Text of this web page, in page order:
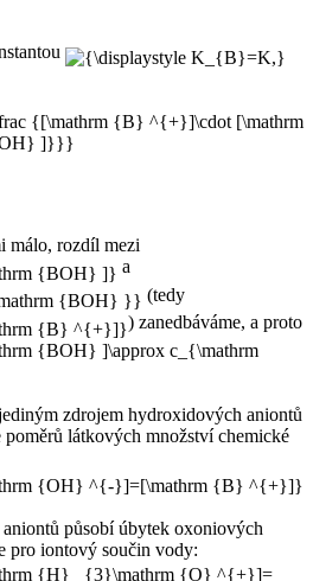
málo, rozdíl mezi
a
(tedy
) zanedbáváme, a proto
zdrojem hydroxidových aniontů
poměrů látkových množství chemické
působí úbytek oxoniových
pro iontový součin vody: